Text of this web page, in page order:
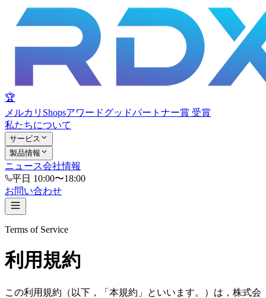
🏆
メルカリShopsアワードグッドパートナー賞 受賞
私たちについて
サービス
製品情報
ニュース会社情報
平日 10:00〜18:00
お問い合わせ
Terms of Service
利用規約
この利用規約（以下，「本規約」といいます。）は，株式会